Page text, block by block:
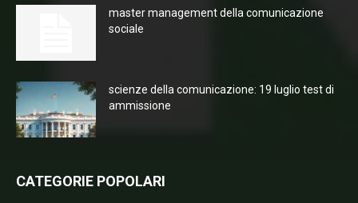
master management della comunicazione
sociale
scienze della comunicazione: 19 luglio test di
ammissione
CATEGORIE POPOLARI